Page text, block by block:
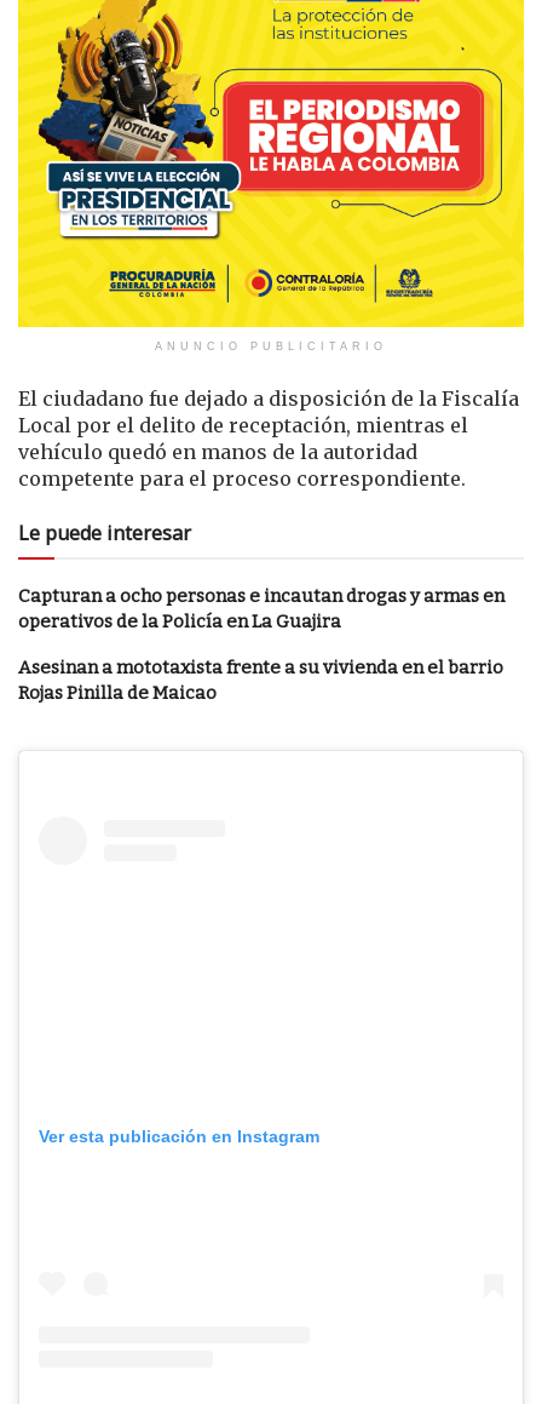
ANUNCIO PUBLICITARIO
El ciudadano fue dejado a disposición de la Fiscalía
Local por el delito de receptación, mientras el
vehículo quedó en manos de la autoridad
competente para el proceso correspondiente.
Le puede interesar
Capturan a ocho personas e incautan drogas y armas en
operativos de la Policía en La Guajira
Asesinan a mototaxista frente a su vivienda en el barrio
Rojas Pinilla de Maicao
Ver esta publicación en Instagram